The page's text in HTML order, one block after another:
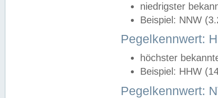
niedrigster
Beispiel: NNW
Pegelkennwert:
höchster
Beispiel: HHW
Pegelkennwert: